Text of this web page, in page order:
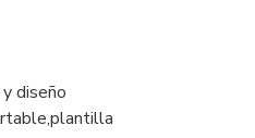
diseño